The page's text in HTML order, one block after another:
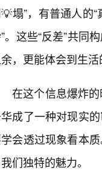
塌”，有普通人的
。这些“反差”共同
，更能体会到生活
在这个信息爆炸的
成了一种对现实
会透过现象看本
们独特的魅力。